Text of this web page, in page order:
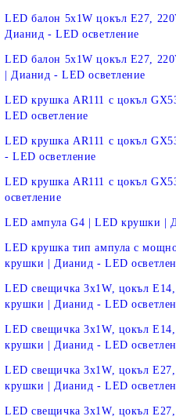
LED балон 5х1W цокъл E27,
Дианид - LED осветление
LED балон 5х1W цокъл E27,
| Дианид - LED осветление
LED крушка AR111 с цокъл
LED осветление
LED крушка AR111 с цокъл
- LED осветление
LED крушка AR111 с цокъл
осветление
LED ампула G4 | LED крушки |
LED крушка тип ампула с
крушки | Дианид - LED
LED свещичка 3х1W, цокъл
крушки | Дианид - LED
LED свещичка 3х1W, цокъл
крушки | Дианид - LED
LED свещичка 3х1W, цокъл
крушки | Дианид - LED
LED свещичка 3х1W, цокъл